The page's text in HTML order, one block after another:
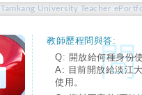
Tamkang University Teacher
教師歷程問與答:
Q: 開放給何種身份
A: 目前開放給淡江
使用。